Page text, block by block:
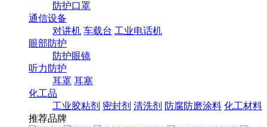
防护口罩
通信设备
对讲机 车载台 工业电话机
眼部防护
防护眼镜
听力防护
耳罩 耳塞
化工品
工业胶粘剂 密封剂 清洗剂 防腐防磨涂料 化工材料
推荐品牌